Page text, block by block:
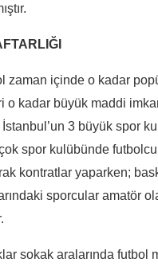
zaman içinde o kadar
o kadar büyük maddi
3 büyük spor
spor kulübünde
kontratlar yaparken;
sporcular amatör
sokak aralarında futbol